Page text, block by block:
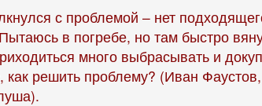
с проблемой – нет
в погребе, но там быстро
много выбрасывать и
как решить проблему? (Иван